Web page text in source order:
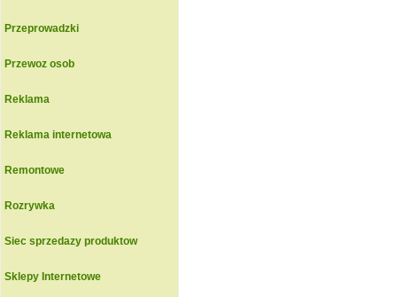
Przeprowadzki
Przewoz osob
Reklama
Reklama internetowa
Remontowe
Rozrywka
Siec sprzedazy produktow
Sklepy Internetowe